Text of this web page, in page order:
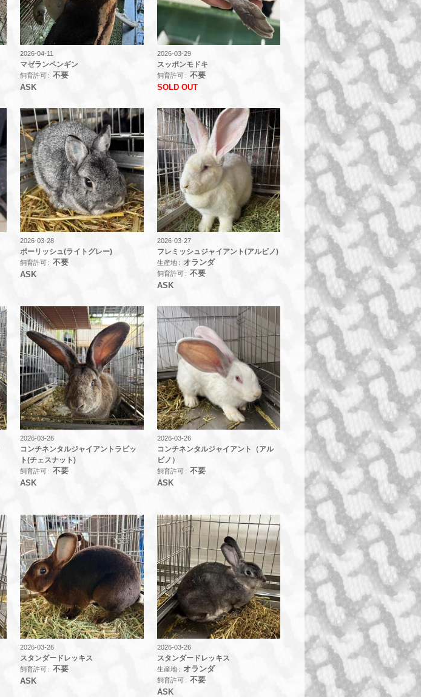
2026-04-11
マゼランペンギン
飼育許可
不要
ASK
2026-03-29
スッポンモドキ
飼育許可
不要
SOLD OUT
2026-03-28
ポーリッシュ(ライトグレー)
飼育許可
不要
ASK
2026-03-27
フレミッシュジャイアント(アルビノ)
生産地 オランダ
飼育許可
不要
ASK
2026-03-26
コンチネンタルジャイアントラビッ
ト(チェスナット)
飼育許可
不要
ASK
2026-03-26
コンチネンタルジャイアント（アル
ビノ）
飼育許可
不要
ASK
2026-03-26
スタンダードレッキス
飼育許可
不要
ASK
2026-03-26
スタンダードレッキス
生産地 オランダ
飼育許可
不要
ASK